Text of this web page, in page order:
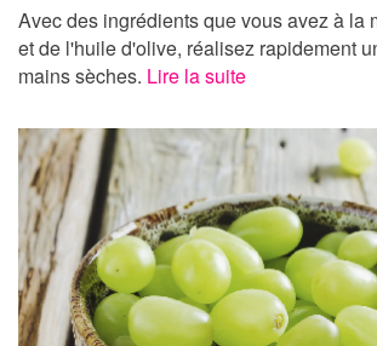
Avec des ingrédients que vous avez à la
et de l'huile d'olive, réalisez rapidement
mains sèches. Lire la suite